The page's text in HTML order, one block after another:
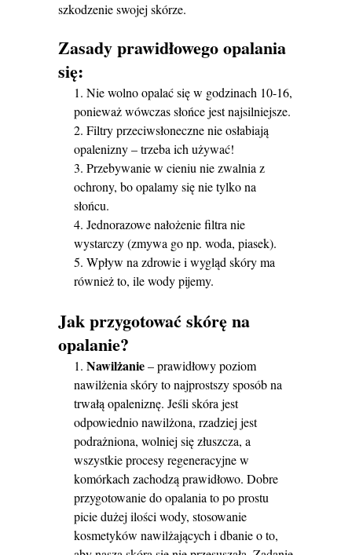
szkodzenie swojej skórze.
Zasady prawidłowego opalania
się:
Nie wolno opalać się w godzinach 10-16,
ponieważ wówczas słońce jest najsilniejsze.
Filtry przeciwsłoneczne nie osłabiają
opalenizny – trzeba ich używać!
Przebywanie w cieniu nie zwalnia z
ochrony, bo opalamy się nie tylko na
słońcu.
Jednorazowe nałożenie filtra nie
wystarczy (zmywa go np. woda, piasek).
Wpływ na zdrowie i wygląd skóry ma
również to, ile wody pijemy.
Jak przygotować skórę na
opalanie?
Nawilżanie– prawidłowy poziom
nawilżenia skóry to najprostszy sposób na
trwałą opaleniznę. Jeśli skóra jest
odpowiednio nawilżona, rzadziej jest
podrażniona, wolniej się złuszcza, a
wszystkie procesy regeneracyjne w
komórkach zachodzą prawidłowo. Dobre
przygotowanie do opalania to po prostu
picie dużej ilości wody, stosowanie
kosmetyków nawilżających i dbanie o to,